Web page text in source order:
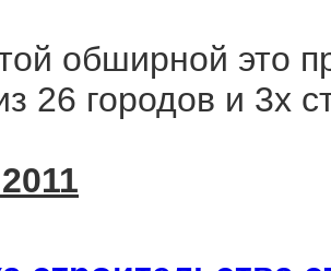
обширной это
26 городов и 3х